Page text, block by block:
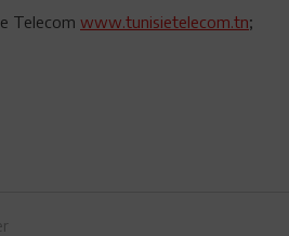
Telecom www.tunisietelecom.tn;